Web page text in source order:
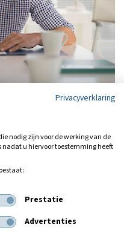
Privacyverklaring
nodig zijn voor de werking van de
u hiervoor toestemming heeft
Prestatie
Advertenties